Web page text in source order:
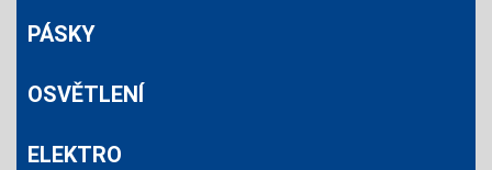
PÁSKY
OSVĚTLENÍ
ELEKTRO